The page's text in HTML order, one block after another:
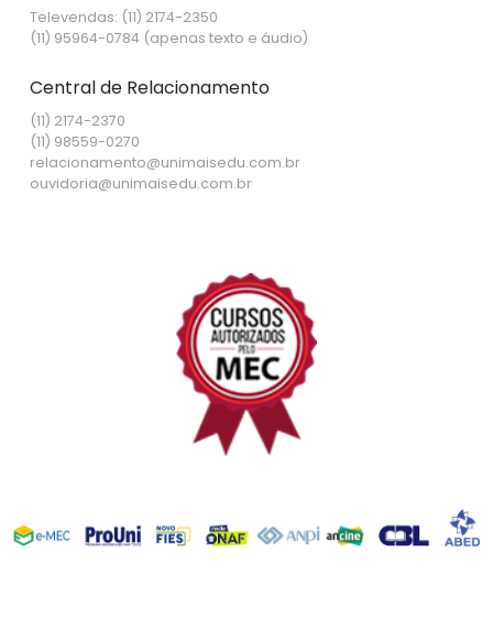
Televendas: (11) 2174-2350
(11) 95964-0784 (apenas texto e áudio)
Central de Relacionamento
(11) 2174-2370
(11) 98559-0270
relacionamento@unimaisedu.com.br
ouvidoria@unimaisedu.com.br